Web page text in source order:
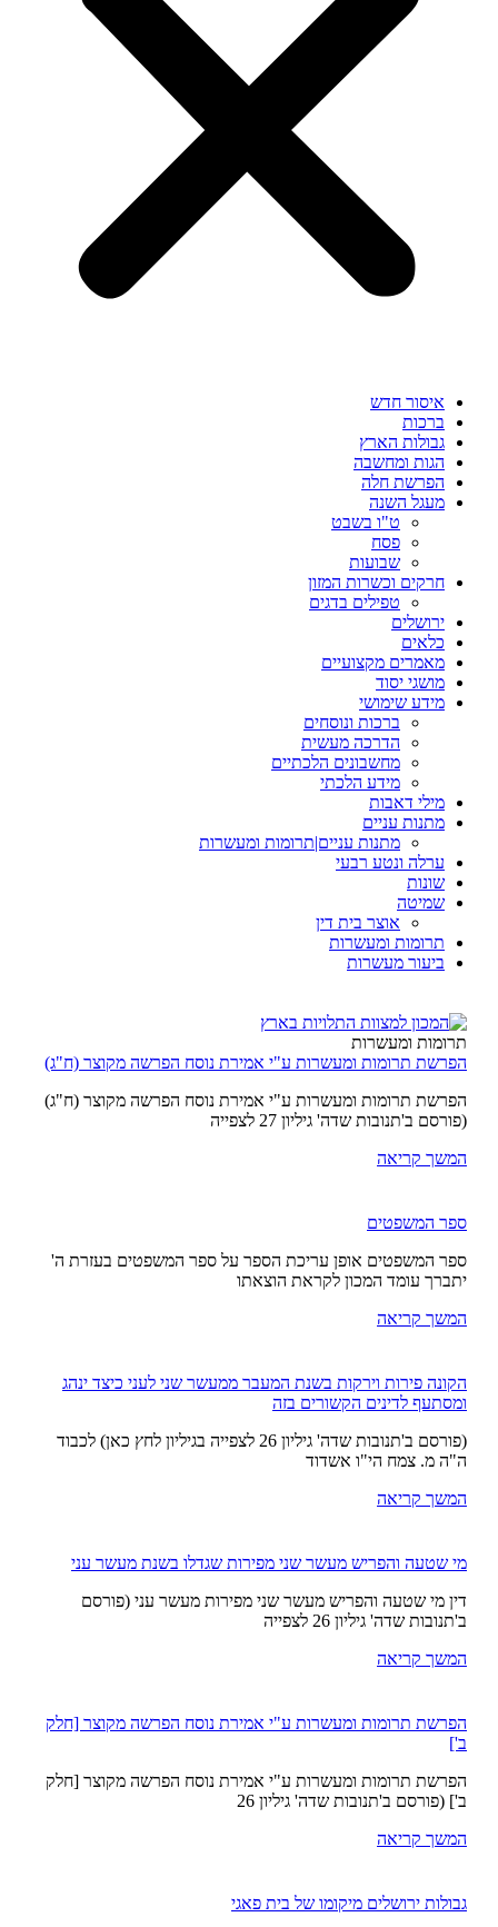
איסור חדש
ברכות
גבולות הארץ
הגות ומחשבה
הפרשת חלה
מעגל השנה
ט"ו בשבט
פסח
שבועות
חרקים וכשרות המזון
טפילים בדגים
ירושלים
כלאים
מאמרים מקצועיים
מושגי יסוד
מידע שימושי
ברכות ונוסחים
הדרכה מעשית
מחשבונים הלכתיים
מידע הלכתי
מילי דאבות
מתנות עניים
מתנות עניים|תרומות ומעשרות
ערלה ונטע רבעי
שונות
שמיטה
אוצר בית דין
תרומות ומעשרות
ביעור מעשרות
תרומות ומעשרות
הפרשת תרומות ומעשרות ע"י אמירת נוסח הפרשה מקוצר (ח"ג)
הפרשת תרומות ומעשרות ע"י אמירת נוסח הפרשה מקוצר (ח"ג)
(פורסם ב'תנובות שדה' גיליון 27 לצפייה
המשך קריאה
ספר המשפטים
ספר המשפטים אופן עריכת הספר על ספר המשפטים בעזרת ה'
יתברך עומד המכון לקראת הוצאתו
המשך קריאה
הקונה פירות וירקות בשנת המעבר ממעשר שני לעני כיצד ינהג
ומסתעף לדינים הקשורים בזה
(פורסם ב'תנובות שדה' גיליון 26 לצפייה בגיליון לחץ כאן) לכבוד
ה"ה מ. צמח הי"ו אשדוד
המשך קריאה
מי שטעה והפריש מעשר שני מפירות שגדלו בשנת מעשר עני
דין מי שטעה והפריש מעשר שני מפירות מעשר עני (פורסם
ב'תנובות שדה' גיליון 26 לצפייה
המשך קריאה
הפרשת תרומות ומעשרות ע"י אמירת נוסח הפרשה מקוצר [חלק
ב']
הפרשת תרומות ומעשרות ע"י אמירת נוסח הפרשה מקוצר [חלק
ב'] (פורסם ב'תנובות שדה' גיליון 26
המשך קריאה
גבולות ירושלים מיקומו של בית פאגי